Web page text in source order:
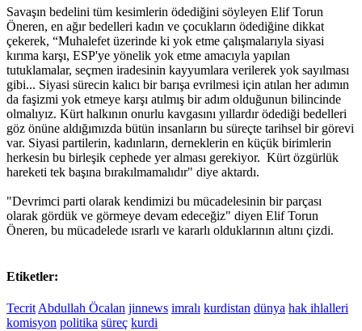
Savaşın bedelini tüm kesimlerin ödediğini söyleyen Elif Torun
Öneren, en ağır bedelleri kadın ve çocukların ödediğine dikkat
çekerek, “Muhalefet üzerinde ki yok etme çalışmalarıyla siyasi
kırıma karşı, ESP'ye yönelik yok etme amacıyla yapılan
tutuklamalar, seçmen iradesinin kayyumlara verilerek yok sayılması
gibi... Siyasi sürecin kalıcı bir barışa evrilmesi için atılan her adımın
da faşizmi yok etmeye karşı atılmış bir adım olduğunun bilincinde
olmalıyız. Kürt halkının onurlu kavgasını yıllardır ödediği bedelleri
göz önüne aldığımızda bütün insanların bu süreçte tarihsel bir görevi
var. Siyasi partilerin, kadınların, derneklerin en küçük birimlerin
herkesin bu birleşik cephede yer alması gerekiyor. Kürt özgürlük
hareketi tek başına bırakılmamalıdır" diye aktardı.
"Devrimci parti olarak kendimizi bu mücadelesinin bir parçası
olarak gördük ve görmeye devam edeceğiz" diyen Elif Torun
Öneren, bu mücadelede ısrarlı ve kararlı olduklarının altını çizdi.
Etiketler:
Tecrit Abdullah Öcalan jinnews imralı kurdistan dünya hak ihlalleri
komisyon politika süreç kurdi